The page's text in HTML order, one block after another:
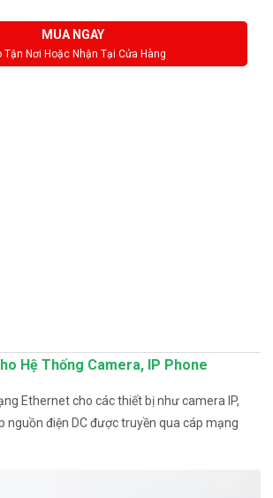
MUA NGAY
Tận Nơi Hoặc Nhận Tại Cửa Hàng
Hệ Thống Camera, IP Phone
Ethernet cho các thiết bị như camera IP,
nguồn điện DC được truyền qua cáp mạng